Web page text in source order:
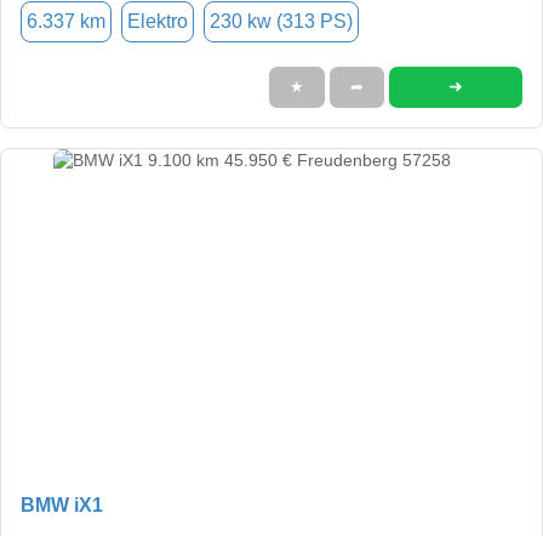
6.337 km Elektro 230 kw (313 PS)
★ ➦ ➜
BMW iX1